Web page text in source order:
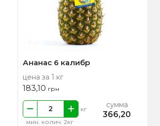
Ананас 6 калибр
цена за 1 кг
183,10 грн
мин. колич. 2кг
кг сумма
366,20